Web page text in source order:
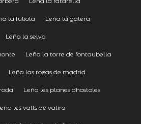
la fuliola Leña la galera
Leña la selva
Leña la torre de fontaubella
Leña las rozas de madrid
Leña les planes dhostoles
les valls de valira